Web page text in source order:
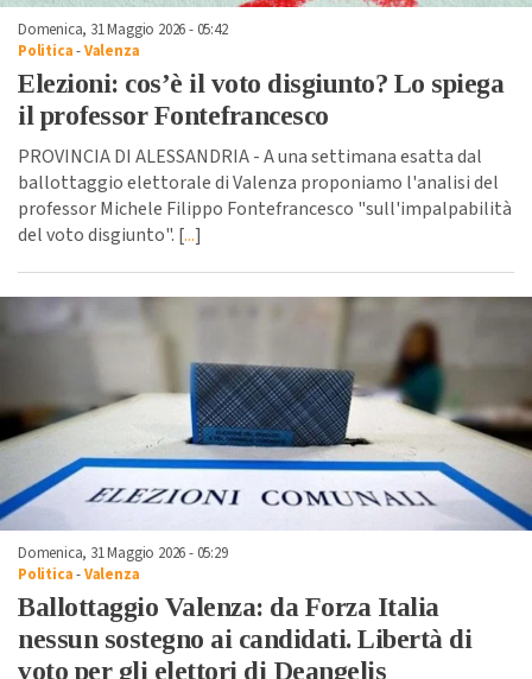
Domenica, 31 Maggio 2026 - 05:42
Politica-Valenza
Elezioni: cos’è il voto disgiunto? Lo spiega
il professor Fontefrancesco
PROVINCIA DI ALESSANDRIA - A una settimana esatta dal
ballottaggio elettorale di Valenza proponiamo l'analisi del
professor Michele Filippo Fontefrancesco "sull'impalpabilità
del voto disgiunto". [...]
Domenica, 31 Maggio 2026 - 05:29
Politica-Valenza
Ballottaggio Valenza: da Forza Italia
nessun sostegno ai candidati. Libertà di
voto per gli elettori di Deangelis